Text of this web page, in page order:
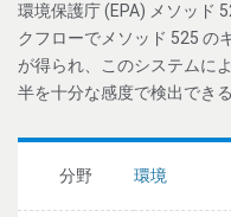
環境保護庁 (EPA) メソッド
クフローでメソッド 525 の
が得られ、このシステムに
半を十分な感度で検出でき
分野 環境